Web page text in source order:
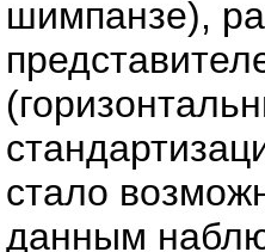
шимпанзе),
стало
данным